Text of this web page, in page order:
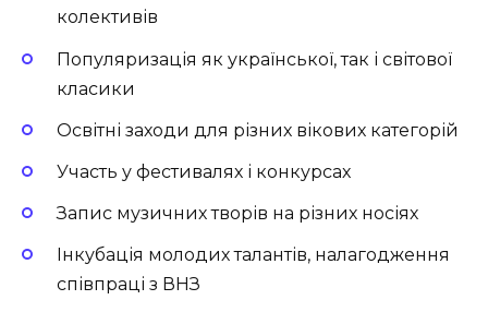
колективів
Популяризація як української, так і світової
класики
Освітні заходи для різних вікових категорій
Участь у фестивалях і конкурсах
Запис музичних творів на різних носіях
Інкубація молодих талантів, налагодження
співпраці з ВНЗ